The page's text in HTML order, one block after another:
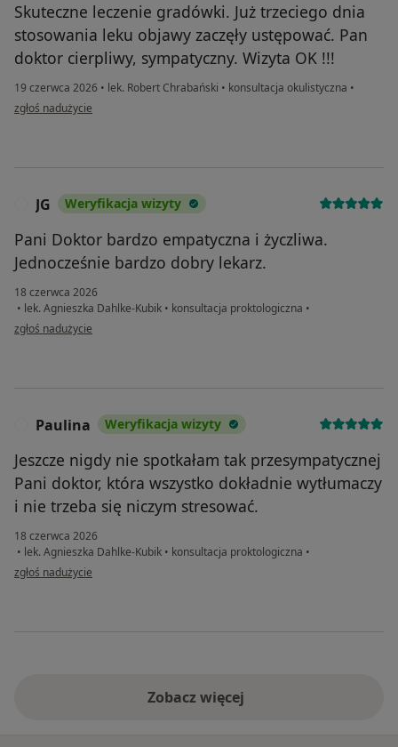
Skuteczne leczenie gradówki. Już trzeciego dnia
stosowania leku objawy zaczęły ustępować. Pan
doktor cierpliwy, sympatyczny. Wizyta OK !!!
19 czerwca 2026 • lek. Robert Chrabański • konsultacja okulistyczna •
w opinii użytkownika wp
zgłoś nadużycie
JG Weryfikacja wizyty
Pani Doktor bardzo empatyczna i życzliwa.
Jednocześnie bardzo dobry lekarz.
18 czerwca 2026
• lek. Agnieszka Dahlke-Kubik • konsultacja proktologiczna •
w opinii użytkownika JG
zgłoś nadużycie
Paulina Weryfikacja wizyty
Jeszcze nigdy nie spotkałam tak przesympatycznej
Pani doktor, która wszystko dokładnie wytłumaczy
i nie trzeba się niczym stresować.
18 czerwca 2026
• lek. Agnieszka Dahlke-Kubik • konsultacja proktologiczna •
w opinii użytkownika Paulina
zgłoś nadużycie
Zobacz więcej